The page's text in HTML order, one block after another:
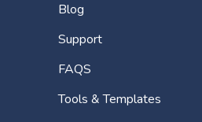
Blog
Support
FAQS
Tools & Templates